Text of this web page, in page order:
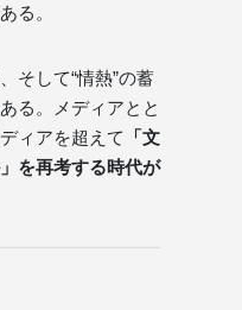
る。
そして“情熱”の蓄
る。メディアとと
ィアを超えて
「文
を再考する時代が